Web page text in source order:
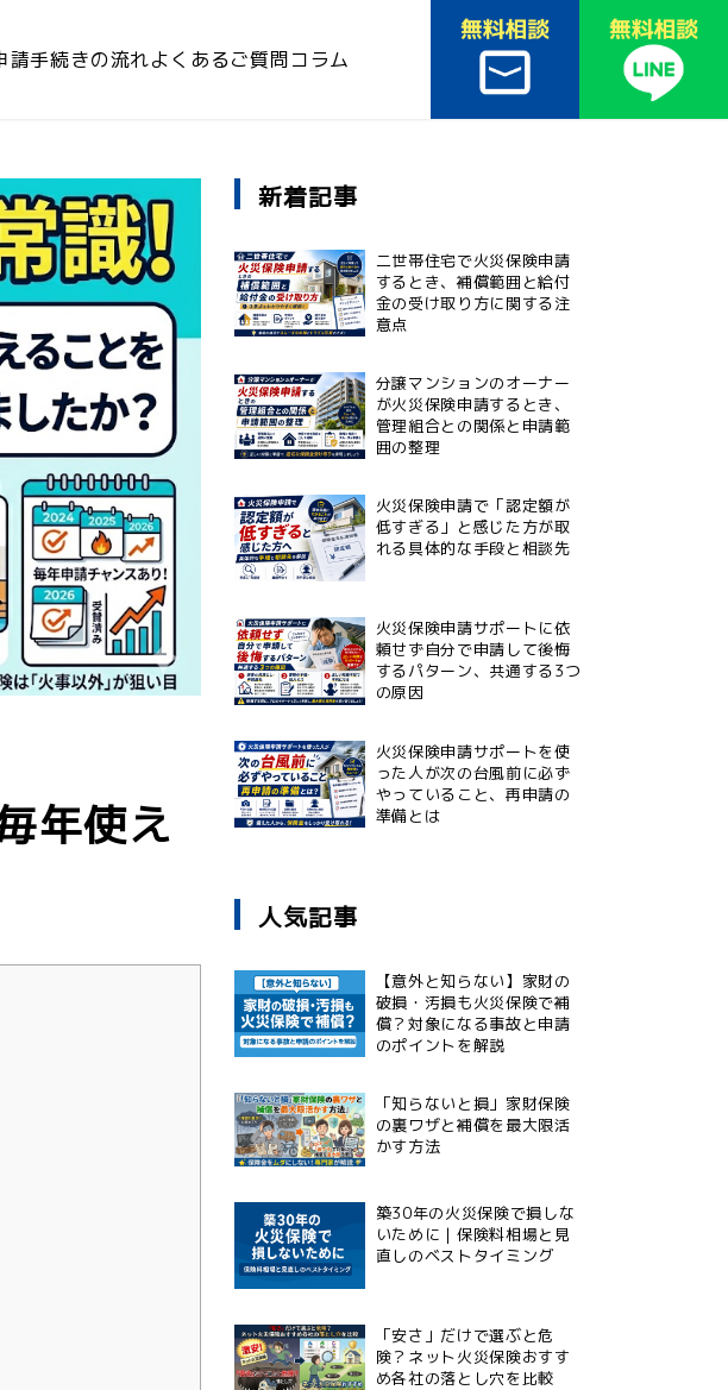
請手続きの流れよくあるご質問コラム
年使え
新着記事
二世帯住宅で火災保険申請
するとき、補償範囲と給付
金の受け取り方に関する注
意点
分譲マンションのオーナー
が火災保険申請するとき、
管理組合との関係と申請範
囲の整理
火災保険申請で「認定額が
低すぎる」と感じた方が取
れる具体的な手段と相談先
火災保険申請サポートに依
頼せず自分で申請して後悔
するパターン、共通する3つ
の原因
火災保険申請サポートを使
った人が次の台風前に必ず
やっていること、再申請の
準備とは
人気記事
【意外と知らない】家財の
破損・汚損も火災保険で補
償？対象になる事故と申請
のポイントを解説
「知らないと損」家財保険
の裏ワザと補償を最大限活
かす方法
築30年の火災保険で損しな
いために｜保険料相場と見
直しのベストタイミング
「安さ」だけで選ぶと危
険？ネット火災保険おすす
め各社の落とし穴を比較